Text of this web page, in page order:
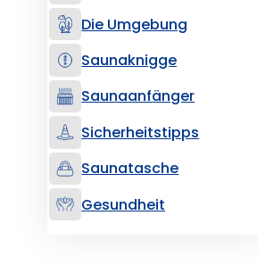
Die Umgebung
Saunaknigge
Saunaanfänger
Sicherheitstipps
Saunatasche
Gesundheit